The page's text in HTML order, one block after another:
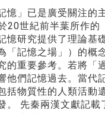
憶」已是廣受關注的
20世紀前半葉所作
憶研究提供了理論
「記憶之場」）的
的重要參考。若將「
他們記憶過去。當代
括物質性的人類活動
。 先秦兩漢文獻記